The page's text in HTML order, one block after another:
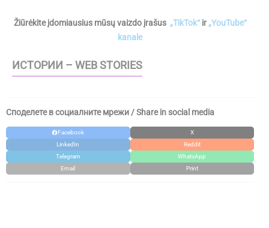
Žiūrėkite įdomiausius mūsų vaizdo įrašus „TikTok“ir „YouTube“
kanale
ИСТОРИИ – WEB STORIES
Споделете в социалните мрежи / Share in social media
Facebook
X
LinkedIn
Reddit
Telegram
WhatsApp
Email
Print